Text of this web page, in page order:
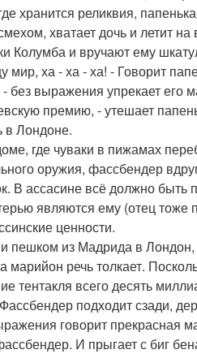
хранится реликвия,
хватает дочь и летит
Колумба и вручают ему
мир, ха - ха - ха! - Говорит
без выражения упрекает его
премию, - утешает
в Лондоне.
где чуваки в пижамах
оружия, фассбендер
В ассасине всё должно быть
являются ему (отец тоже
ценности.
пешком из Мадрида в Лондон,
речь толкает.
тентакля всего десять
подходит сзади,
говорит прекрасная
И прыгает с биг